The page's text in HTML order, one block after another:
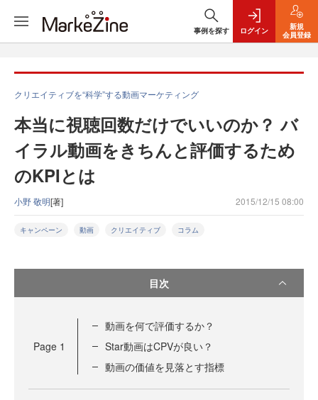
事例を探す ログイン
新規
会員登録
クリエイティブを“科学”する動画マーケティング
本当に視聴回数だけでいいのか？ バ
イラル動画をきちんと評価するため
のKPIとは
小野 敬明[著] 2015/12/15 08:00
キャンペーン 動画 クリエイティブ コラム
目次
Page 1
動画を何で評価するか？
Star動画はCPVが良い？
動画の価値を見落とす指標